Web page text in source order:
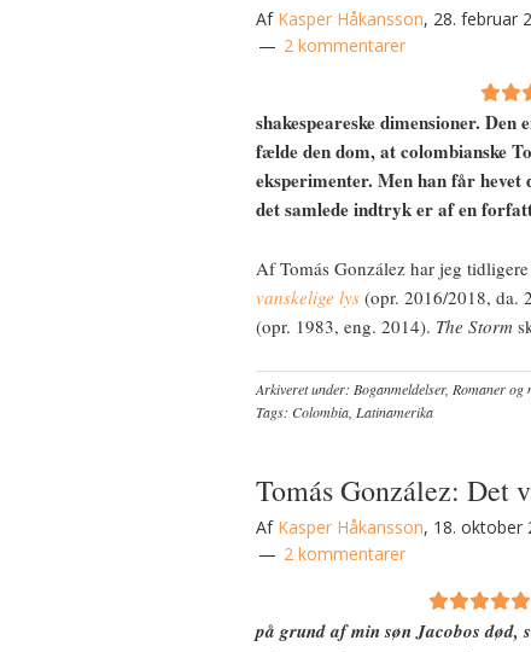
Af Kasper Håkansson, 28. februar
2 kommentarer
shakespeareske dimensioner.
fælde den dom, at colombianske
eksperimenter. Men han får
det samlede indtryk er af en
Af Tomás González har jeg
vanskelige lys (opr. 2016/2018, da.
(opr. 1983, eng. 2014). The Storm
Arkiveret under: Boganmeldelser, Romaner og
Tags: Colombia Latinamerika
Tomás González: Det
Af Kasper Håkansson, 18. oktober
2 kommentarer
på grund af min søn Jacobos død,